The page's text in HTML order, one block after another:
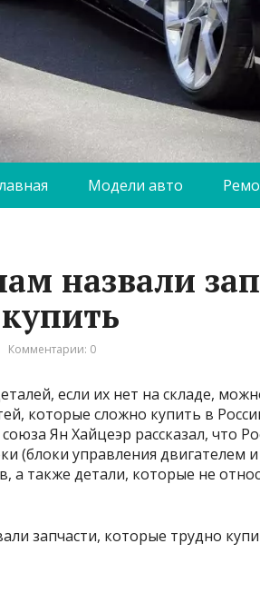
Модели авто
назвали
Комментарии: 0
если их нет на складе,
которые сложно купить в
Ян Хайцеэр рассказал, что
(блоки управления двигателем
также детали, которые не